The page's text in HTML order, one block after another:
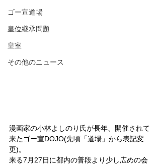
ゴー宣道場
皇位継承問題
皇室
その他のニュース
漫画家の小林よしのり氏が長年、開催されて
来たゴー宣DOJO(先頃「道場」から表記変
更)。
来る7月27日に都内の普段より少し広めの会